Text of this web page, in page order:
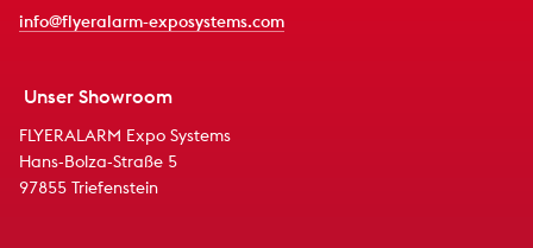
info@flyeralarm-exposystems.com
Unser Showroom
FLYERALARM Expo Systems
Hans-Bolza-Straße 5
97855 Triefenstein